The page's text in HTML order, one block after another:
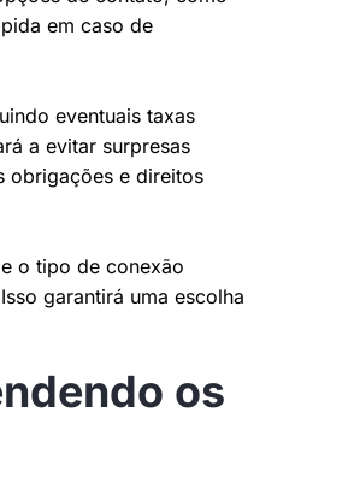
em caso de
eventuais taxas
a evitar surpresas
obrigações e direitos
o tipo de conexão
garantirá uma escolha
os